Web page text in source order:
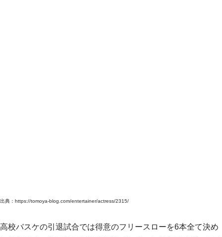
出典：https://tomoya-blog.com/entertainer/actress/2315/
高校バスケの引退試合では得意のフリースローを6本全て決め